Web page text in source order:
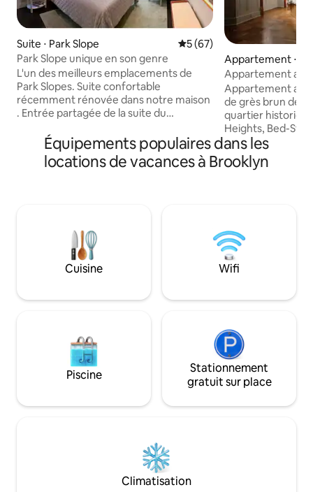
Suite ⋅ Park Slope Évaluation moyenne sur la
5 (67)
Park Slope unique en son genre
L'un des meilleurs emplacements de
Park Slopes. Suite confortable
récemment rénovée dans notre maison
. Entrée partagée de la suite du
avec cheminée en fonctionnement,
grande terrasse extérieure meublée
avec une vue agréable, et un lit de rêve.
compris Prospect Park, Barclay Center,
tous les musées, et dispose d'excellents
magasins et restaurants pour tous les
Appartement ⋅
ant
Appartement
maison en grès
Appartement
de grès brun de
quartier
Heights, Bed-
caractère original
design
cheminée
accessible à pied
restaurants
A atteint Lower
12 minutes
disponible.
Équipements populaires dans les
locations de vacances à Brooklyn
Cuisine Wifi
Piscine
Stationnement
gratuit sur place
Climatisation